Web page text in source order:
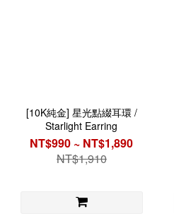
[10K純金] 星光點綴耳環 /
Starlight Earring
NT$990 ~ NT$1,890
NT$1,910